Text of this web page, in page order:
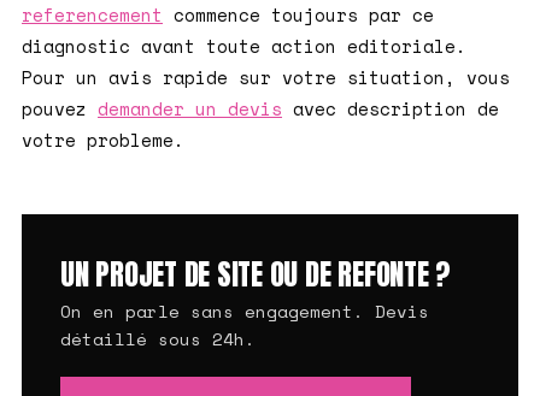
referencement commence toujours par ce
diagnostic avant toute action editoriale.
Pour un avis rapide sur votre situation, vous
pouvez demander un devis avec description de
votre probleme.
UN PROJET DE SITE OU DE REFONTE ?
On en parle sans engagement. Devis
détaillé sous 24h.